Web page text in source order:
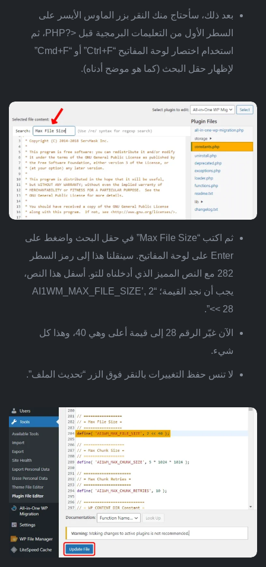
بعد ذلك، سأحتاج منك النقر بزر الماوس الأيسر على
السطر الأول من التعليمات البرمجية قبل <?PHP، ثم
استخدام اختصار لوحة المفاتيح “Ctrl+F” أو “Cmd+F”
لإظهار حقل البحث (كما هو موضح أدناه).
ثم اكتب “Max File Size” في حقل البحث واضغط على
Enter على لوحة المفاتيح. سينقلنا هذا إلى رمز السطر
282 مع النص المميز الذي أدخلناه للتو. أسفل هذا النص،
يجب أن نجد القيمة؛ “AI1WM_MAX_FILE_SIZE’, 2
<< 28”.
الآن غيّر الرقم 28 إلى قيمة أعلى وهي 40، وهذا كل
شيء.
لا تنس حفظ التغييرات بالنقر فوق الزر “تحديث الملف”.